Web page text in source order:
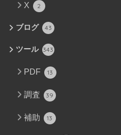
X 2
ブログ 43
ツール 343
PDF 13
調査 39
補助 13